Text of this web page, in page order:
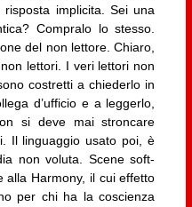
implicita. Sei una
Compralo lo stesso.
del non lettore. Chiaro,
lettori. I veri lettori non
costretti a chiederlo in
d’ufficio e a leggerlo,
si deve mai stroncare
Il linguaggio usato poi, è
non voluta. Scene soft-
alla Harmony, il cui effetto
per chi ha la coscienza